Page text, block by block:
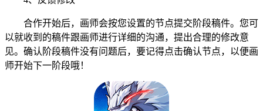
合作开始后，画师会按您设置的节点提交阶段稿件。您可
以就收到的稿件跟画师进行详细的沟通，提出合理的修改意
见。确认阶段稿件没有问题后，要记得点击确认节点，以便画
师开始下一阶段哦！